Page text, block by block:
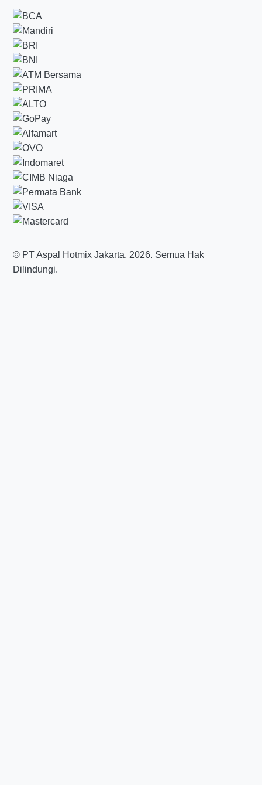
© PT Aspal Hotmix Jakarta, 2026. Semua Hak
Dilindungi.